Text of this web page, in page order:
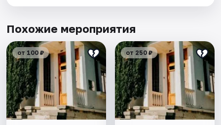
Похожие мероприятия
от 100 ₽ от 250 ₽